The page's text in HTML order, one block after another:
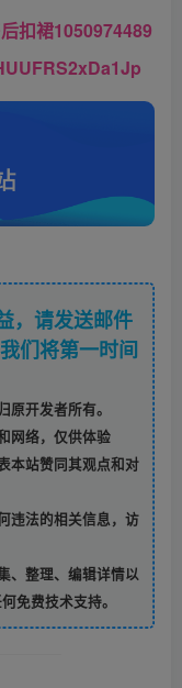
扣裙1050974489
，请发送邮件
们将第一时间
开发者所有。
网络，仅供体验
本站赞同其观点和对
违法的相关信息，访
、整理、编辑详情以
免费技术支持。